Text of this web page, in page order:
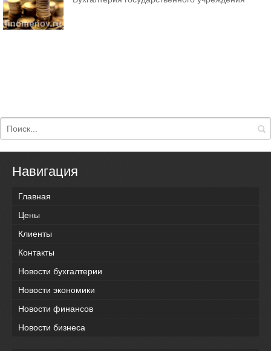
Навигация
Главная
Цены
Клиенты
Контакты
Новости бухгалтерии
Новости экономики
Новости финансов
Новости бизнеса